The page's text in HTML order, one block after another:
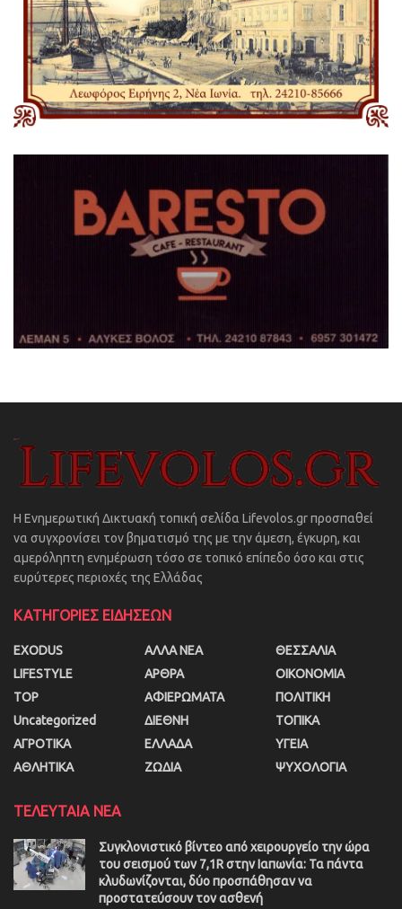
Η Ενημερωτική Δικτυακή τοπική σελίδα Lifevolos.gr προσπαθεί
να συγχρονίσει τον βηματισμό της με την άμεση, έγκυρη, και
αμερόληπτη ενημέρωση τόσο σε τοπικό επίπεδο όσο και στις
ευρύτερες περιοχές της Ελλάδας
ΚΑΤΗΓΟΡΙΕΣ ΕΙΔΗΣΕΩΝ
EXODUS
LIFESTYLE
TOP
Uncategorized
ΑΓΡΟΤΙΚΑ
ΑΘΛΗΤΙΚΑ
ΑΛΛΑ ΝΕΑ
ΑΡΘΡΑ
ΑΦΙΕΡΩΜΑΤΑ
ΔΙΕΘΝΗ
ΕΛΛΑΔΑ
ΖΩΔΙΑ
ΘΕΣΣΑΛΙΑ
ΟΙΚΟΝΟΜΙΑ
ΠΟΛΙΤΙΚΗ
ΤΟΠΙΚΑ
ΥΓΕΙΑ
ΨΥΧΟΛΟΓΙΑ
ΤΕΛΕΥΤΑΙΑ ΝΕΑ
Συγκλονιστικό βίντεο από χειρουργείο την ώρα
του σεισμού των 7,1R στην Ιαπωνία: Τα πάντα
κλυδωνίζονται, δύο προσπάθησαν να
προστατεύσουν τον ασθενή